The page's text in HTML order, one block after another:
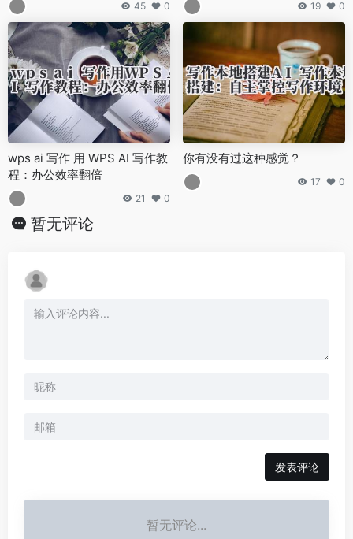
45 0 19 0
wps ai 写作 用 WPS AI 写作教
程：办公效率翻倍
21 0
你有没有过这种感觉？
17 0
暂无评论
发表评论
暂无评论...